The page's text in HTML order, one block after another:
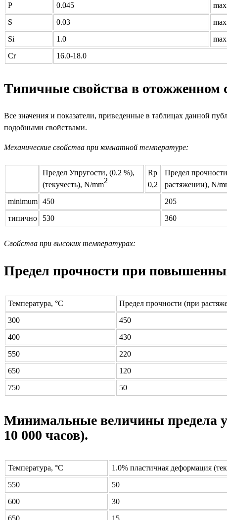
P
0.045 max
S
0.03 max
Si
1.0 max
Cr
16.0-18.0
Типичные свойства в отожженном
Все значения и показатели, приведенные в таблицах данной
подобными свойствами.
Механические свойства при комнатной температуре:
Предел Упругости, (0.2 %),
(текучесть), N/mm2
Rp
0,2
Предел
растяжении), N/
minimum 450 205
типично
530 360
Свойства при высоких температурах:
Предел прочности при
Температура, °C Предел прочности (при
300
450
400
430
550
220
650
120
750
50
Минимальные величины предела
10 000 часов).
Температура, °C 1.0% пластичная деформация
550
50
600
30
650
15